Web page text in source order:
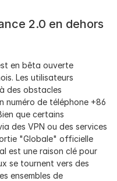
2.0 en dehors
en bêta ouverte
Les utilisateurs
des obstacles
numéro de téléphone +86
que certains
des VPN ou des services
"Globale" officielle
est une raison clé pour
se tournent vers des
ensembles de